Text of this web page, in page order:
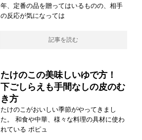
年、定番の品を贈ってはいるものの、相手
の反応が気になっては
記事を読む
たけのこの美味しいゆで方！
下ごしらえも手間なしの皮のむ
き方
たけのこがおいしい季節がやってきまし
た。 和食や中華、様々な料理の具材に使わ
れている ポピュ